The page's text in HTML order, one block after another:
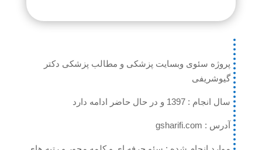
پروژه سئوی وبسایت پزشکی و مطالب پزشکی دکتر
گیوشریفی
سال انجام : 1397 و در حال حاضر ادامه دارد
آدرس : gsharifi.com